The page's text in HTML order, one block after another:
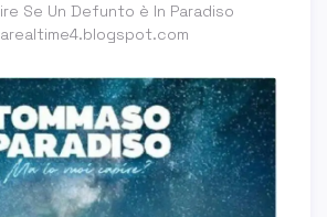
Se Un Defunto è In Paradiso